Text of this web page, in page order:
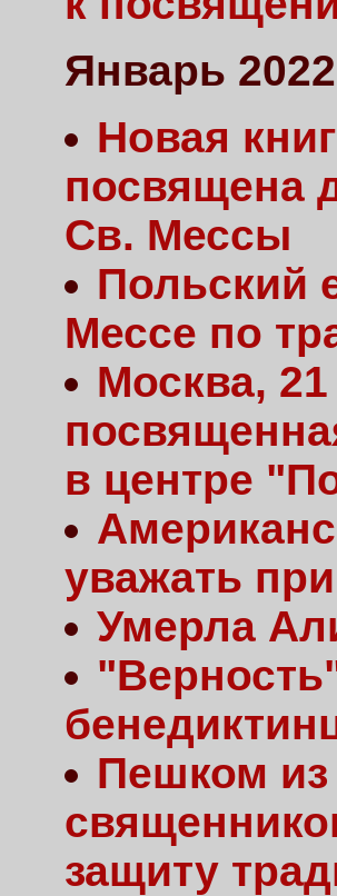
Январь 2022
Новая
посвящена
Св. Мессы
Польский
Мессе по
Москва,
в центре
уважать
Умерла
Пешком
защиту